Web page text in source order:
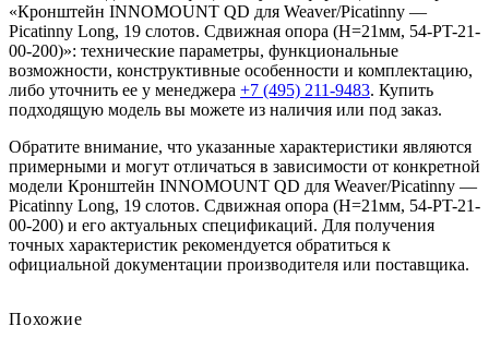
«Кронштейн INNOMOUNT QD для Weaver/Picatinny —
Picatinny Long, 19 слотов. Сдвижная опора (H=21мм, 54-PT-21-
00-200)»: технические параметры, функциональные
возможности, конструктивные особенности и комплектацию,
либо уточнить ее у менеджера +7 (495) 211-9483. Купить
подходящую модель вы можете из наличия или под заказ.
Обратите внимание, что указанные характеристики являются
примерными и могут отличаться в зависимости от конкретной
модели Кронштейн INNOMOUNT QD для Weaver/Picatinny —
Picatinny Long, 19 слотов. Сдвижная опора (H=21мм, 54-PT-21-
00-200) и его актуальных спецификаций. Для получения
точных характеристик рекомендуется обратиться к
официальной документации производителя или поставщика.
Похожие